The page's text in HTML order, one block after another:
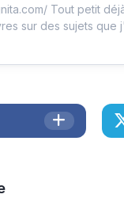
Tout petit
sur des sujets que